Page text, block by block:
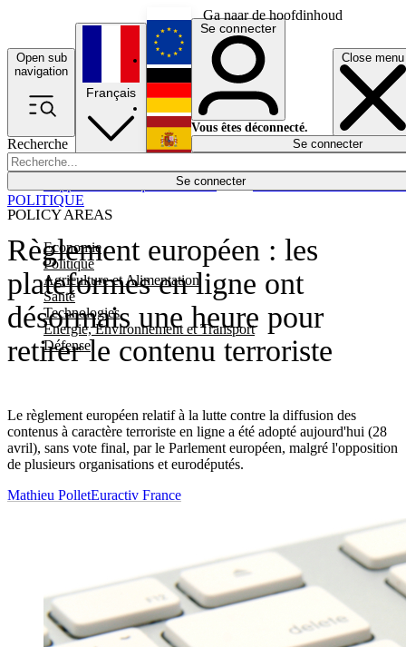
Ga naar de hoofdinhoud
Open sub
navigation
Close menu
Recherche
Se connecter
POLICY AREAS
Economie
Politique
Agriculture et Alimentation
Santé
Technologies
Energie, Environnement et Transport
Défense
Économie
Français
English
Deutsch
Español
Se connecter
Vous êtes déconnecté.
Se connecter
Règlement européen : les
plateformes en ligne ont
désormais une heure pour
retirer le contenu terroriste
Le règlement européen relatif à la lutte contre la diffusion des
contenus à caractère terroriste en ligne a été adopté aujourd'hui (28
avril), sans vote final, par le Parlement européen, malgré l'opposition
de plusieurs organisations et eurodéputés.
POLITIQUE
Mathieu PolletEuractiv France